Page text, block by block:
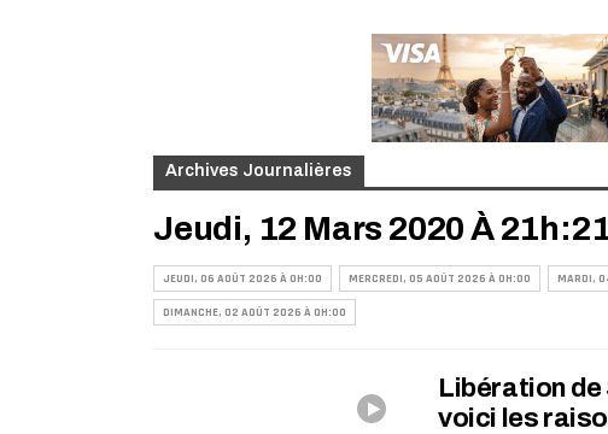
Archives Journalières
Jeudi, 12 Mars 2020 À
JEUDI, 06 AOÛT 2026 À 0H:00 MERCREDI, 05 AOÛT 2026 À 0H:00 MARDI,
DIMANCHE, 02 AOÛT 2026 À 0H:00
Libération de
voici les